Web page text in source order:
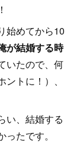
始めてから10
が結婚する時
いたので、何
トに！）、
い、結婚する
たです。